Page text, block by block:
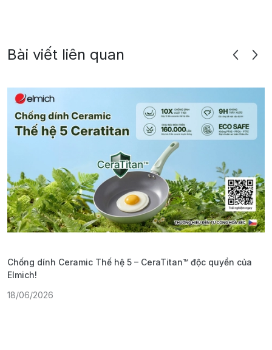
Bài viết liên quan
Chống dính Ceramic Thế hệ 5 – CeraTitan™ độc quyền của
Elmich!
18/06/2026